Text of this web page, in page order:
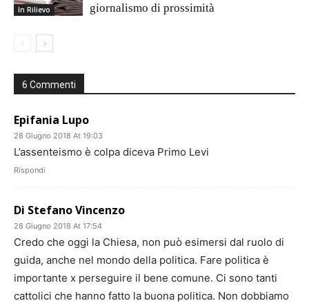
In Rilievo
giornalismo di prossimità
6 Commenti
Epifania Lupo
28 Giugno 2018 At 19:03
L’assenteismo è colpa diceva Primo Levi
Rispondi
Di Stefano Vincenzo
28 Giugno 2018 At 17:54
Credo che oggi la Chiesa, non può esimersi dal ruolo di
guida, anche nel mondo della politica. Fare politica è
importante x perseguire il bene comune. Ci sono tanti
cattolici che hanno fatto la buona politica. Non dobbiamo